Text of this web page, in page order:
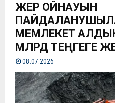
ЖЕР ҚОЙНАУЫН
МЕМЛЕКЕТ
МЛРД ТЕҢГЕГЕ
08.07.2026